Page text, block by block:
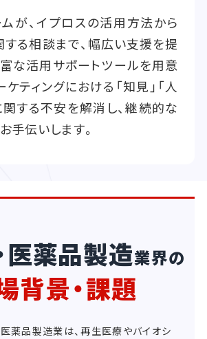
が、イプロスの活用方法から
る相談まで、幅広い支援を提
な活用サポートツールを用意
ケティングにおける「知見」「人
関する不安を解消し、継続的な
手伝いします。
医薬品製造業界の
背景・課題
医薬品製造業は、再生医療やバイオシ